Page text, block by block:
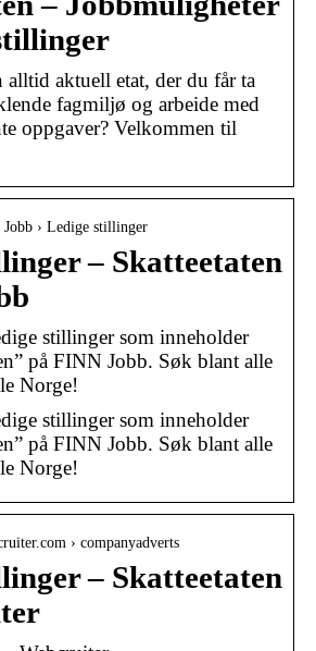
aktuell etat, der du får ta
fagmiljø og arbeide med
oppgaver? Velkommen til
› Ledige stillinger
– Skatteetaten
stillinger som inneholder
på FINN Jobb. Søk blant alle
Norge!
stillinger som inneholder
på FINN Jobb. Søk blant alle
Norge!
› companyadverts
– Skatteetaten